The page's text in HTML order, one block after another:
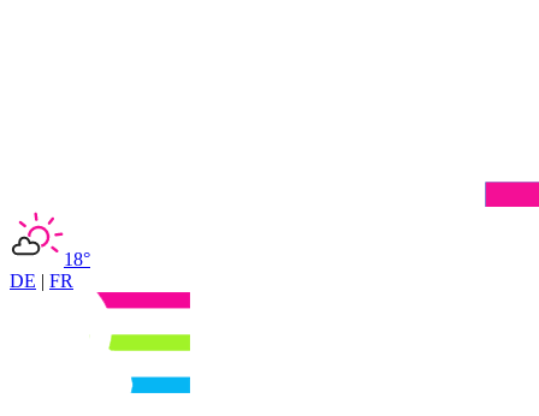
18°
DE | FR